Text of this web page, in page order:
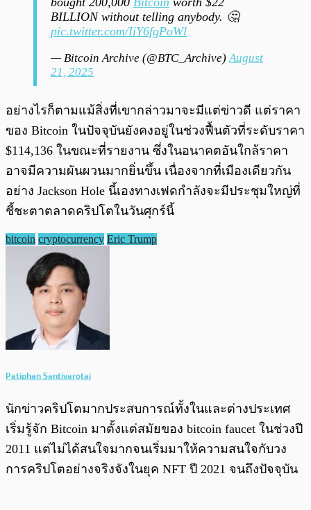
BILLION without telling anybody. 🤔
pic.twitter.com/IiY6fgPoWl
— Bitcoin Archive (@BTC_Archive)August
21, 2025
อย่างไรก็ตามแม้สิ่งที่เขากล่าวมาจะมีแต่ข่าวดี แต่ราคา
ของ Bitcoin ในปัจจุบันยังคงอยู่ในช่วงฟื้นตัวที่ระดับราคา
$114,136 ในขณะที่รายงาน ซึ่งในอนาคตอันใกล้ราคา
อาจมีความผันผวนมากยิ่นขึ้น เนื่องจากที่เมืองเดียวกัน
อย่าง Jackson Hole นี้เองทางเฟดกำลังจะมีประชุมใหญ่ที่
ชี้ชะตาตลาดคริปโตในวันศุกร์นี้
bitcoin cryptocurrency Eric Trump
Patiphan Santivarotai
นักข่าวคริปโตมากประสบการณ์ทั้งในและต่างประเทศ
เริ่มรู้จัก Bitcoin มาตั้งแต่สมัยของ bitcoin faucet ในช่วงปี
2011 แต่ไม่ได้สนใจมากจนเริ่มมาให้ความสนใจกับวง
การคริปโตอย่างจริงจังในยุค NFT ปี 2021 จนถึงปัจจุบัน